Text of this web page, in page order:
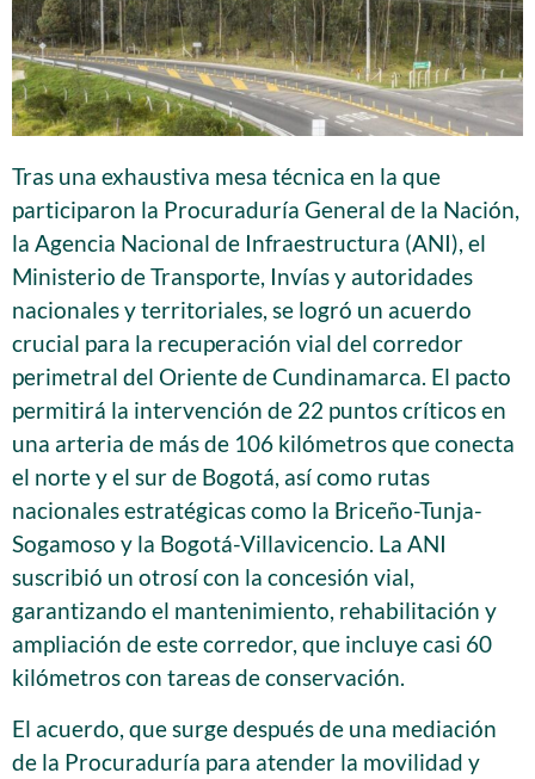
Tras una exhaustiva mesa técnica en la que
participaron la Procuraduría General de la Nación,
la Agencia Nacional de Infraestructura (ANI), el
Ministerio de Transporte, Invías y autoridades
nacionales y territoriales, se logró un acuerdo
crucial para la recuperación vial del corredor
perimetral del Oriente de Cundinamarca. El pacto
permitirá la intervención de 22 puntos críticos en
una arteria de más de 106 kilómetros que conecta
el norte y el sur de Bogotá, así como rutas
nacionales estratégicas como la Briceño-Tunja-
Sogamoso y la Bogotá-Villavicencio. La ANI
suscribió un otrosí con la concesión vial,
garantizando el mantenimiento, rehabilitación y
ampliación de este corredor, que incluye casi 60
kilómetros con tareas de conservación.
El acuerdo, que surge después de una mediación
de la Procuraduría para atender la movilidad y